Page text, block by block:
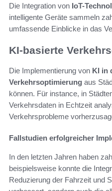
Die Integration von IoT-
intelligente Geräte sammeln
umfassende Einblicke in das
KI-basierte
Die Implementierung von KI in
Verkehrsoptimierung aus
können. Für instance, in
Verkehrsdaten in Echtzeit
Verkehrsprobleme
Fallstudien erfolgreicher
In den letzten Jahren haben
beispielsweise konnte die
Reduzierung der Fahrzeit und